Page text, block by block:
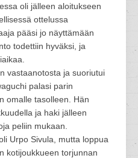
oli jälleen aloitukseen
ottelussa
pääsi jo näyttämään
todettiin hyväksi, ja
vastaanotosta ja suoriutui
palasi parin
omalle tasolleen. Hän
ja haki jälleen
peliin mukaan.
Urpo Sivula, mutta loppua
kotijoukkueen torjunnan